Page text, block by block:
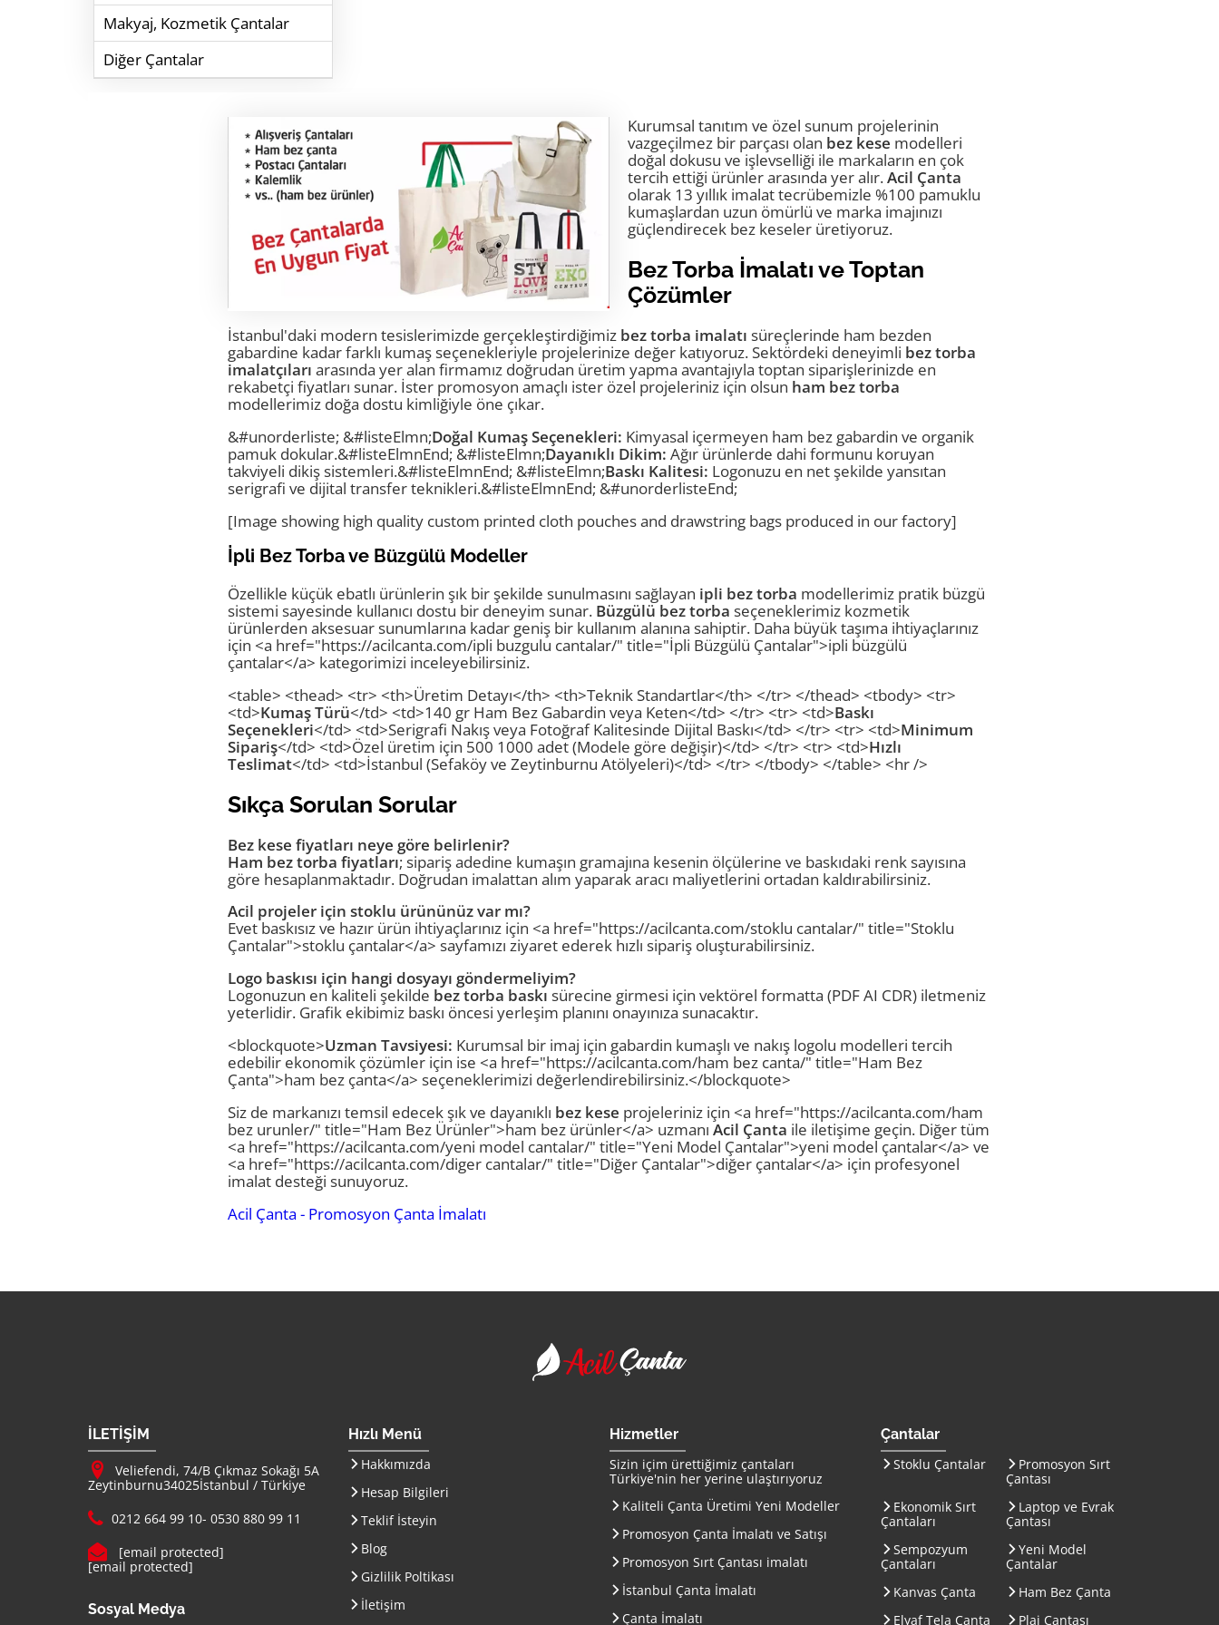
Makyaj, Kozmetik Çantalar
Diğer Çantalar
Kurumsal tanıtım ve özel sunum projelerinin
vazgeçilmez bir parçası olan bez kese modelleri
doğal dokusu ve işlevselliği ile markaların en çok
tercih ettiği ürünler arasında yer alır.Acil Çanta
olarak 13 yıllık imalat tecrübemizle %100 pamuklu
kumaşlardan uzun ömürlü ve marka imajınızı
güçlendirecek bez keseler üretiyoruz.
Bez Torba İmalatı ve Toptan
Çözümler
İstanbul'daki modern tesislerimizde gerçekleştirdiğimiz bez torba imalatı süreçlerinde ham bezden
gabardine kadar farklı kumaş seçenekleriyle projelerinize değer katıyoruz. Sektördeki deneyimli bez torba
imalatçıları arasında yer alan firmamız doğrudan üretim yapma avantajıyla toptan siparişlerinizde en
rekabetçi fiyatları sunar. İster promosyon amaçlı ister özel projeleriniz için olsun ham bez torba
modellerimiz doğa dostu kimliğiyle öne çıkar.
&#unorderliste; &#listeElmn;Doğal Kumaş Seçenekleri: Kimyasal içermeyen ham bez gabardin ve organik
pamuk dokular.&#listeElmnEnd; &#listeElmn;Dayanıklı Dikim: Ağır ürünlerde dahi formunu koruyan
takviyeli dikiş sistemleri.&#listeElmnEnd; &#listeElmn;Baskı Kalitesi: Logonuzu en net şekilde yansıtan
serigrafi ve dijital transfer teknikleri.&#listeElmnEnd; &#unorderlisteEnd;
[Image showing high quality custom printed cloth pouches and drawstring bags produced in our factory]
İpli Bez Torba ve Büzgülü Modeller
Özellikle küçük ebatlı ürünlerin şık bir şekilde sunulmasını sağlayan ipli bez torba modellerimiz pratik büzgü
sistemi sayesinde kullanıcı dostu bir deneyim sunar. Büzgülü bez torba seçeneklerimiz kozmetik
ürünlerden aksesuar sunumlarına kadar geniş bir kullanım alanına sahiptir. Daha büyük taşıma ihtiyaçlarınız
için <a href="https://acilcanta.com/ipli buzgulu cantalar/" title="İpli Büzgülü Çantalar">ipli büzgülü
çantalar</a> kategorimizi inceleyebilirsiniz.
<table> <thead> <tr> <th>Üretim Detayı</th> <th>Teknik Standartlar</th> </tr> </thead> <tbody> <tr>
<td>Kumaş Türü</td> <td>140 gr Ham Bez Gabardin veya Keten</td> </tr> <tr> <td>Baskı
Seçenekleri</td> <td>Serigrafi Nakış veya Fotoğraf Kalitesinde Dijital Baskı</td> </tr> <tr> <td>Minimum
Sipariş</td> <td>Özel üretim için 500 1000 adet (Modele göre değişir)</td> </tr> <tr> <td>Hızlı
Teslimat</td> <td>İstanbul (Sefaköy ve Zeytinburnu Atölyeleri)</td> </tr> </tbody> </table> <hr />
Sıkça Sorulan Sorular
Bez kese fiyatları neye göre belirlenir?
Ham bez torba fiyatları; sipariş adedine kumaşın gramajına kesenin ölçülerine ve baskıdaki renk sayısına
göre hesaplanmaktadır. Doğrudan imalattan alım yaparak aracı maliyetlerini ortadan kaldırabilirsiniz.
Acil projeler için stoklu ürününüz var mı?
Evet baskısız ve hazır ürün ihtiyaçlarınız için <a href="https://acilcanta.com/stoklu cantalar/" title="Stoklu
Çantalar">stoklu çantalar</a> sayfamızı ziyaret ederek hızlı sipariş oluşturabilirsiniz.
Logo baskısı için hangi dosyayı göndermeliyim?
Logonuzun en kaliteli şekilde bez torba baskı sürecine girmesi için vektörel formatta (PDF AI CDR) iletmeniz
yeterlidir. Grafik ekibimiz baskı öncesi yerleşim planını onayınıza sunacaktır.
<blockquote>Uzman Tavsiyesi: Kurumsal bir imaj için gabardin kumaşlı ve nakış logolu modelleri tercih
edebilir ekonomik çözümler için ise <a href="https://acilcanta.com/ham bez canta/" title="Ham Bez
Çanta">ham bez çanta</a> seçeneklerimizi değerlendirebilirsiniz.</blockquote>
Siz de markanızı temsil edecek şık ve dayanıklı bez kese projeleriniz için <a href="https://acilcanta.com/ham
bez urunler/" title="Ham Bez Ürünler">ham bez ürünler</a> uzmanı Acil Çanta ile iletişime geçin. Diğer tüm
<a href="https://acilcanta.com/yeni model cantalar/" title="Yeni Model Çantalar">yeni model çantalar</a> ve
<a href="https://acilcanta.com/diger cantalar/" title="Diğer Çantalar">diğer çantalar</a> için profesyonel
imalat desteği sunuyoruz.
Acil Çanta - Promosyon Çanta İmalatı
İLETİŞİM
Adresimiz :
Veliefendi, 74/B Çıkmaz Sokağı 5A
Zeytinburnu34025İstanbul / Türkiye
Telefon :
0212 664 99 10- 0530 880 99 11
E-mail :
[email protected]
[email protected]
Sosyal Medya
Hızlı Menü
Hakkımızda
Hesap Bilgileri
Teklif İsteyin
Blog
Gizlilik Poltikası
İletişim
Hizmetler
Sizin içim ürettiğimiz çantaları
Türkiye'nin her yerine ulaştırıyoruz
Kaliteli Çanta Üretimi Yeni Modeller
Promosyon Çanta İmalatı ve Satışı
Promosyon Sırt Çantası imalatı
İstanbul Çanta İmalatı
Çanta İmalatı
Çantalar
Stoklu Çantalar
Promosyon Sırt
Çantası
Ekonomik Sırt
Çantaları
Laptop ve Evrak
Çantası
Sempozyum
Çantaları
Yeni Model
Çantalar
Kanvas Çanta
Ham Bez Çanta
Elyaf Tela Çanta
Plaj Çantası